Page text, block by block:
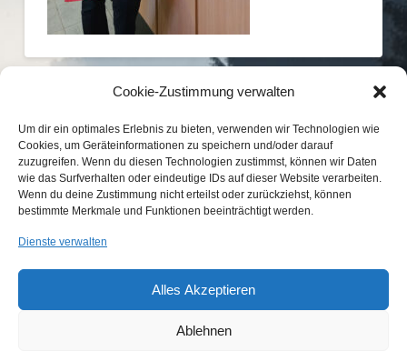
Cookie-Zustimmung verwalten
Um dir ein optimales Erlebnis zu bieten, verwenden wir Technologien wie
Cookies, um Geräteinformationen zu speichern und/oder darauf
zuzugreifen. Wenn du diesen Technologien zustimmst, können wir Daten
wie das Surfverhalten oder eindeutige IDs auf dieser Website verarbeiten.
Wenn du deine Zustimmung nicht erteilst oder zurückziehst, können
bestimmte Merkmale und Funktionen beeinträchtigt werden.
Dienste verwalten
Alles Akzeptieren
Ablehnen
...etwas Interessantes gefunden?
Laden Sie Freunde und Bekannte auf
unsere Seite ein!